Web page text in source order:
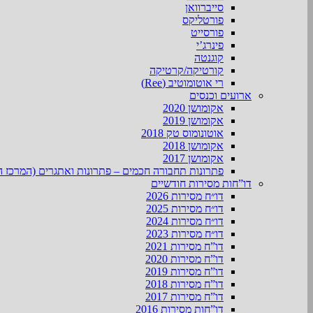
סייברוואן
פורטליקס
פורסייט
פינרג’י
קוגנטה
קורטיקה/קרטיקה
רי אוטומוטיב (Ree)
ארועים וכנסים
אקומושן 2020
אקומושן 2019
אוטונומוס טק 2018
אקומושן 2018
אקומושן 2017
פתרונות תחבורה חכמים – פתרונות ואתגרים (המרכז
דו”חות מסירות חודשיים
דו״ח מסירות 2026
דו״ח מסירות 2025
דו״ח מסירות 2024
דו״ח מסירות 2023
דו”ח מסירות 2021
דו”ח מסירות 2020
דו”ח מסירות 2019
דו”ח מסירות 2018
דו”ח מסירות 2017
דו”חות מסירות 2016